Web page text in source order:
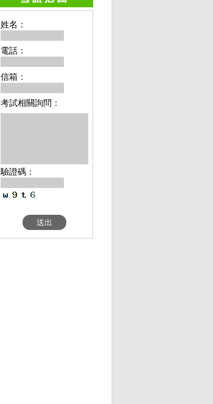
姓名：
電話：
信箱：
考試相關詢問：
驗證碼：